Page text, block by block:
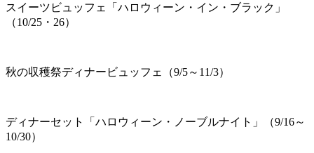
スイーツビュッフェ「ハロウィーン・イン・ブラック」
（10/25・26）
秋の収穫祭ディナービュッフェ（9/5～11/3）
ディナーセット「ハロウィーン・ノーブルナイト」（9/16～
10/30）